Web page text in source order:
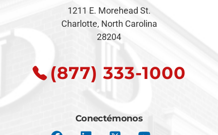
1211 E. Morehead St.
Charlotte, North Carolina
28204
(877) 333-1000
Conectémonos